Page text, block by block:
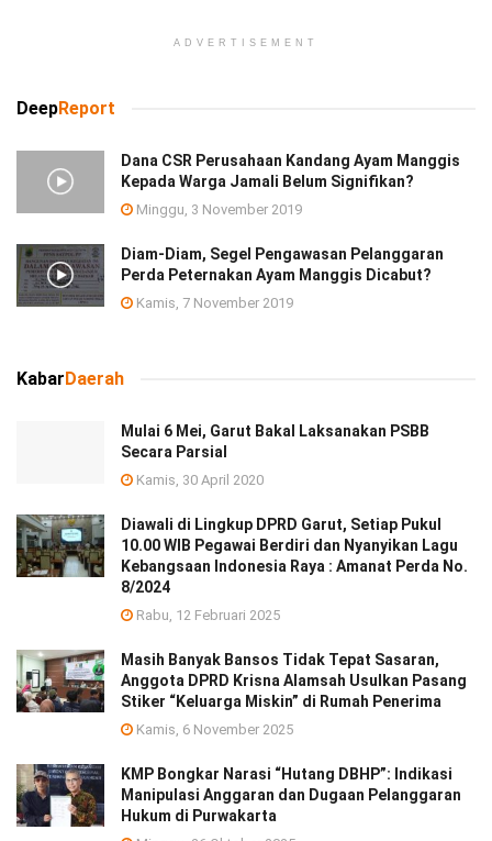
ADVERTISEMENT
DeepReport
Dana CSR Perusahaan Kandang Ayam Manggis
Kepada Warga Jamali Belum Signifikan?
Minggu, 3 November 2019
Diam-Diam, Segel Pengawasan Pelanggaran
Perda Peternakan Ayam Manggis Dicabut?
Kamis, 7 November 2019
KabarDaerah
Mulai 6 Mei, Garut Bakal Laksanakan PSBB
Secara Parsial
Kamis, 30 April 2020
Diawali di Lingkup DPRD Garut, Setiap Pukul
10.00 WIB Pegawai Berdiri dan Nyanyikan Lagu
Kebangsaan Indonesia Raya : Amanat Perda No.
8/2024
Rabu, 12 Februari 2025
Masih Banyak Bansos Tidak Tepat Sasaran,
Anggota DPRD Krisna Alamsah Usulkan Pasang
Stiker “Keluarga Miskin” di Rumah Penerima
Kamis, 6 November 2025
KMP Bongkar Narasi “Hutang DBHP”: Indikasi
Manipulasi Anggaran dan Dugaan Pelanggaran
Hukum di Purwakarta